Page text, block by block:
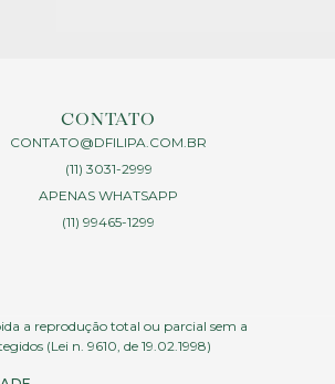
CONTATO
CONTATO@DFILIPA.COM.BR
(11) 3031-2999
APENAS WHATSAPP
(11) 99465-1299
a reprodução total ou parcial sem a
(Lei n. 9610, de 19.02.1998)